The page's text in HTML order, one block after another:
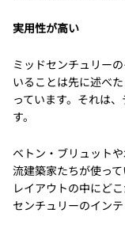
実用性が高い
ミッドセンチュリー
いることは先に述べ
っています。それは
す。
ベトン・ブリュット
流建築家たちが使っ
レイアウトの中にど
センチュリーのインテ